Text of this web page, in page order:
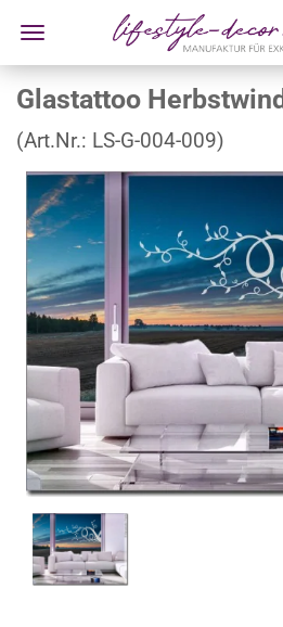
Glastattoo Herbstwind
(Art.Nr.: LS-G-004-009)